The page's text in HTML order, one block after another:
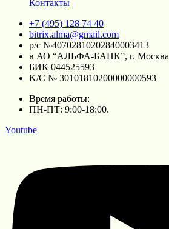
Контакты
+7 (495) 128 74 40
bitrix.alma@gmail.com
р/c №40702810202840003413
в АО “АЛЬФА-БАНК”, г. Москва
БИК 044525593
K/C № 30101810200000000593
Время работы:
ПН-ПТ: 9:00-18:00.
Youtube